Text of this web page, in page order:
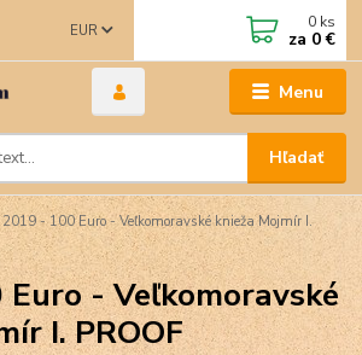
Menu
EUR
Hľadať
0 ks
za 0 €
2019 - 100 Euro - Veľkomoravské knieža Mojmír I.
- Veľkomoravské
I. PROOF